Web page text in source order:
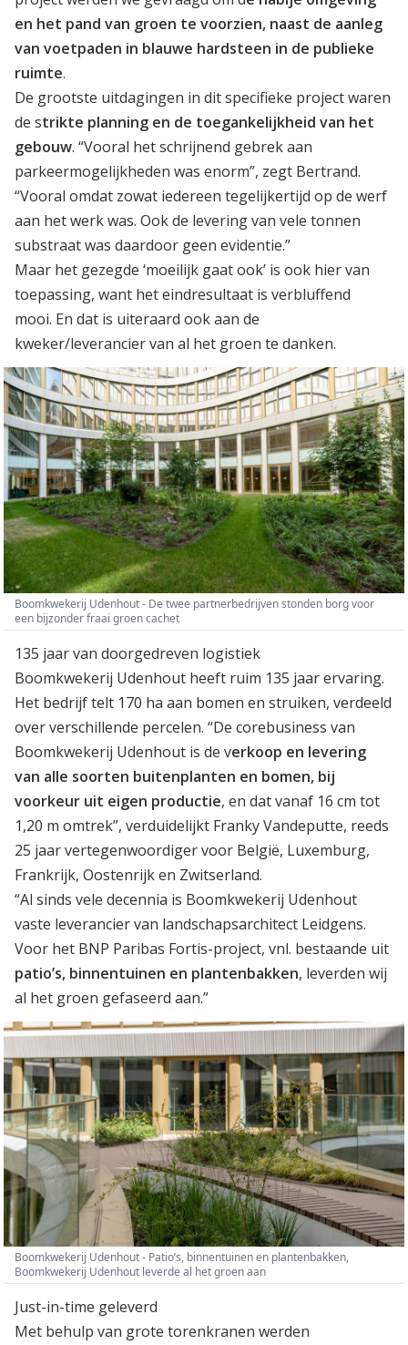
en het pand van groen te voorzien, naast de aanleg
van voetpaden in blauwe hardsteen in de publieke
ruimte.
De grootste uitdagingen in dit specifieke project waren
de strikte planning en de toegankelijkheid van het
gebouw. “Vooral het schrijnend gebrek aan
parkeermogelijkheden was enorm”, zegt Bertrand.
“Vooral omdat zowat iedereen tegelijkertijd op de werf
aan het werk was. Ook de levering van vele tonnen
substraat was daardoor geen evidentie.”
Maar het gezegde ‘moeilijk gaat ook’ is ook hier van
toepassing, want het eindresultaat is verbluffend
mooi. En dat is uiteraard ook aan de
kweker/leverancier van al het groen te danken.
Boomkwekerij Udenhout - De twee partnerbedrijven stonden borg voor
een bijzonder fraai groen cachet
135 jaar van doorgedreven logistiek
Boomkwekerij Udenhout heeft ruim 135 jaar ervaring.
Het bedrijf telt 170 ha aan bomen en struiken, verdeeld
over verschillende percelen. “De corebusiness van
Boomkwekerij Udenhout is de verkoop en levering
van alle soorten buitenplanten en bomen, bij
voorkeur uit eigen productie, en dat vanaf 16 cm tot
1,20 m omtrek”, verduidelijkt Franky Vandeputte, reeds
25 jaar vertegenwoordiger voor België, Luxemburg,
Frankrijk, Oostenrijk en Zwitserland.
“Al sinds vele decennia is Boomkwekerij Udenhout
vaste leverancier van landschapsarchitect Leidgens.
Voor het BNP Paribas Fortis-project, vnl. bestaande uit
patio’s, binnentuinen en plantenbakken, leverden wij
al het groen gefaseerd aan.”
Boomkwekerij Udenhout - Patio’s, binnentuinen en plantenbakken,
Boomkwekerij Udenhout leverde al het groen aan
Just-in-time geleverd
Met behulp van grote torenkranen werden